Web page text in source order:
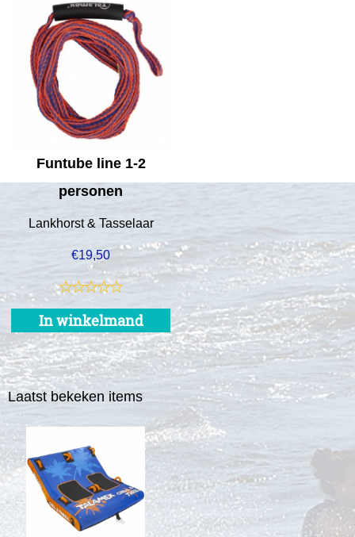
Funtube line 1-2
personen
Lankhorst & Tasselaar
€19,50
In winkelmand
Laatst bekeken items